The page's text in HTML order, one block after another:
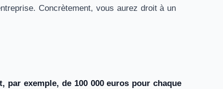
Concrètement, vous aurez droit à un
par exemple, de 100 000 euros pour chaque